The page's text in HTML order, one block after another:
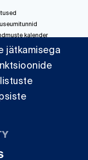
kalender
üritus
jätkamisega